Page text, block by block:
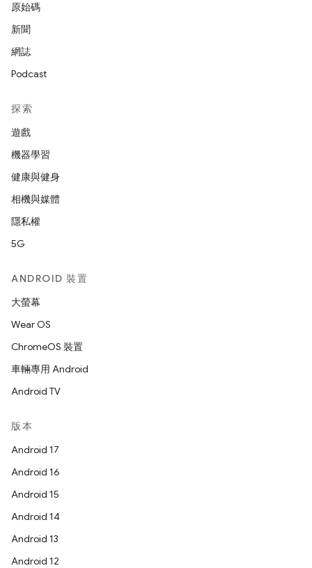
原始碼
新聞
網誌
Podcast
探索
遊戲
機器學習
健康與健身
相機與媒體
隱私權
5G
ANDROID 裝置
大螢幕
Wear OS
ChromeOS 裝置
車輛專用 Android
Android TV
版本
Android 17
Android 16
Android 15
Android 14
Android 13
Android 12